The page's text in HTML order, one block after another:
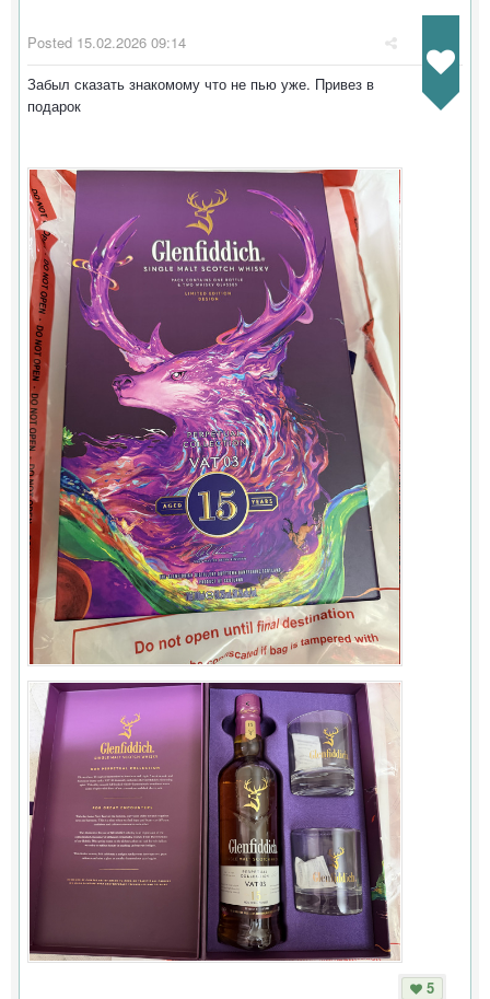
Posted 15.02.2026 09:14
Забыл сказать знакомому что не пью уже. Привез в
подарок
5